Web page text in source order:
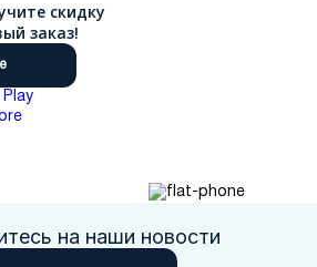
скидку
заказ!
на наши новости